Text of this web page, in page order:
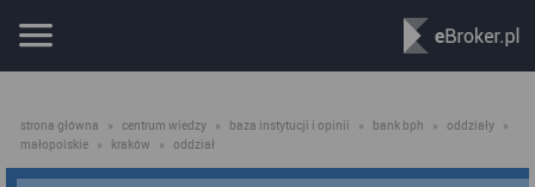
strona główna » centrum wiedzy » baza instytucji i opinii » bank bph » oddziały »
małopolskie » kraków » oddział